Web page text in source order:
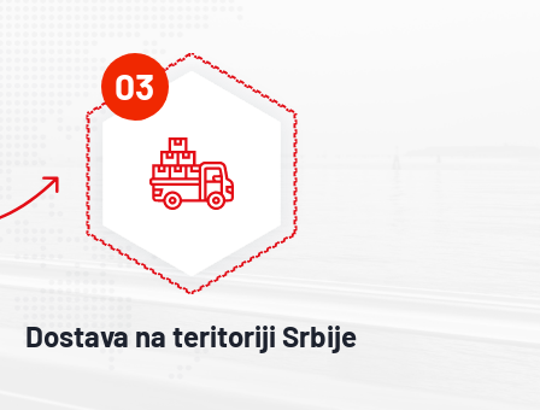
03
Dostava na teritoriji Srbije